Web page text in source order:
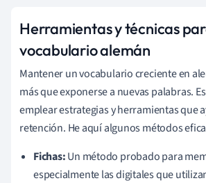
Herramientas y técnicas
vocabulario alemán
Mantener un vocabulario creciente en
más que exponerse a nuevas palabras.
emplear estrategias y herramientas que
retención. He aquí algunos métodos
Fichas:Un método probado para
especialmente las digitales que